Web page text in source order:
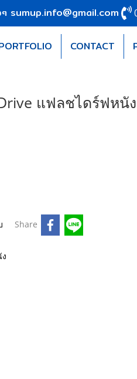
sumup.info@gmail.com
CONTACT
แฟลชไดร์ฟหนัง
Share